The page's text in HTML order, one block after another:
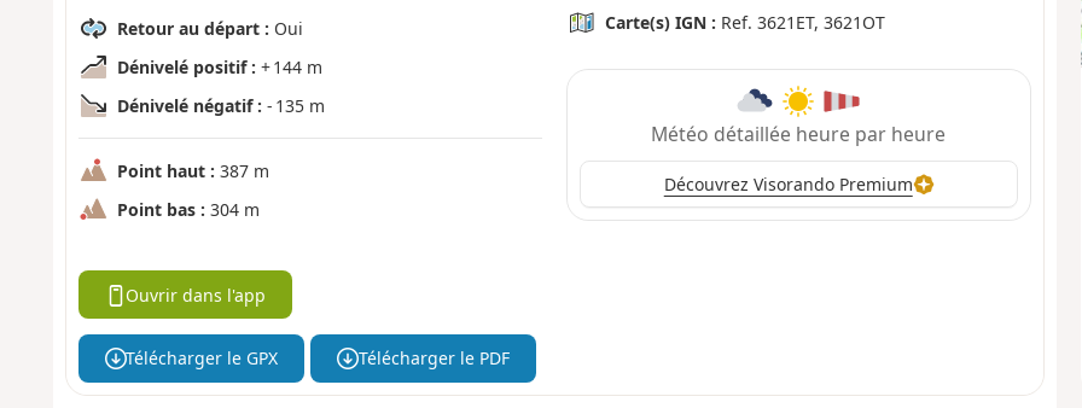
Retour au départ : Oui
Dénivelé positif : + 144 m
Dénivelé négatif : - 135 m
Point haut : 387 m
Point bas : 304 m
Carte(s) IGN : Ref. 3621ET, 3621OT
Météo détaillée heure par heure
Découvrez Visorando Premium
Ouvrir dans l'app
Télécharger le GPX Télécharger le PDF